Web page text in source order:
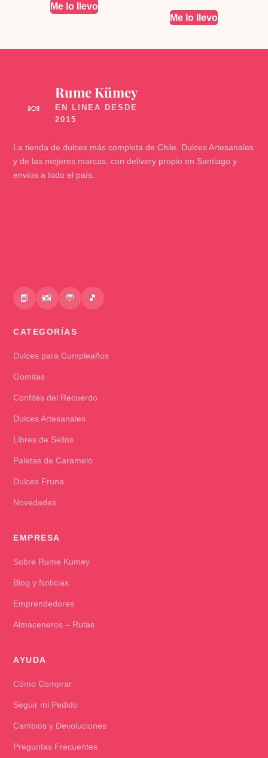
Me lo llevo
Me lo llevo
🍬
Rume Kümey
La tienda de dulces más completa de Chile. Dulces Artesanales
y de las mejores marcas, con delivery propio en Santiago y
envíos a todo el país.
📘 📸 💬 🎵
CATEGORÍAS
Dulces para Cumpleaños
Gomitas
Confites del Recuerdo
Dulces Artesanales
Libres de Sellos
Paletas de Caramelo
Dulces Fruna
Novedades
EMPRESA
Sobre Rume Kumey
Blog y Noticias
Emprendedores
Almaceneros – Rutas
AYUDA
Cómo Comprar
Seguir mi Pedido
Cambios y Devoluciones
Preguntas Frecuentes